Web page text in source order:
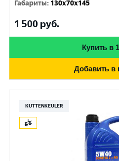
Габариты: 130x70x145
1 500 руб.
Купить в
Добавить в
KUTTENKEULER